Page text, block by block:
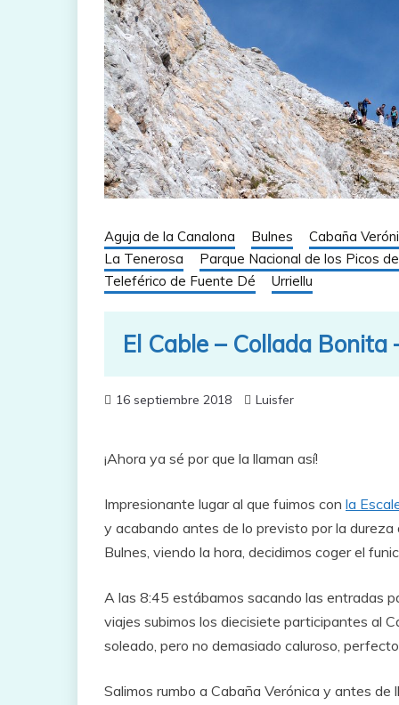
Aguja de la Canalona Bulnes Cabaña
La Tenerosa
Parque Nacional de los Picos
Teleférico de Fuente Dé
Urriellu
El Cable – Collada
16 septiembre 2018 Luisfer
¡Ahora ya sé por que la llaman así!
Impresionante lugar al que fuimos con la
y acabando antes de lo previsto por la
Bulnes, viendo la hora, decidimos coger el
A las 8:45 estábamos sacando las entradas
viajes subimos los diecisiete participantes al
soleado, pero no demasiado caluroso,
Salimos rumbo a Cabaña Verónica y antes de